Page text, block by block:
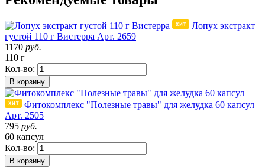
Лопух экстракт
густой 110 г Вистерра Арт. 2659
1170 руб.
110 г
Кол-во:
В корзину
Фитокомплекс "Полезные травы" для желудка 60 капсул
Арт. 2505
795 руб.
60 капсул
Кол-во:
В корзину